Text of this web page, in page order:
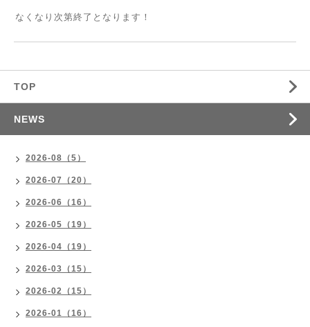
なくなり次第終了となります！
TOP
NEWS
2026-08（5）
2026-07（20）
2026-06（16）
2026-05（19）
2026-04（19）
2026-03（15）
2026-02（15）
2026-01（16）